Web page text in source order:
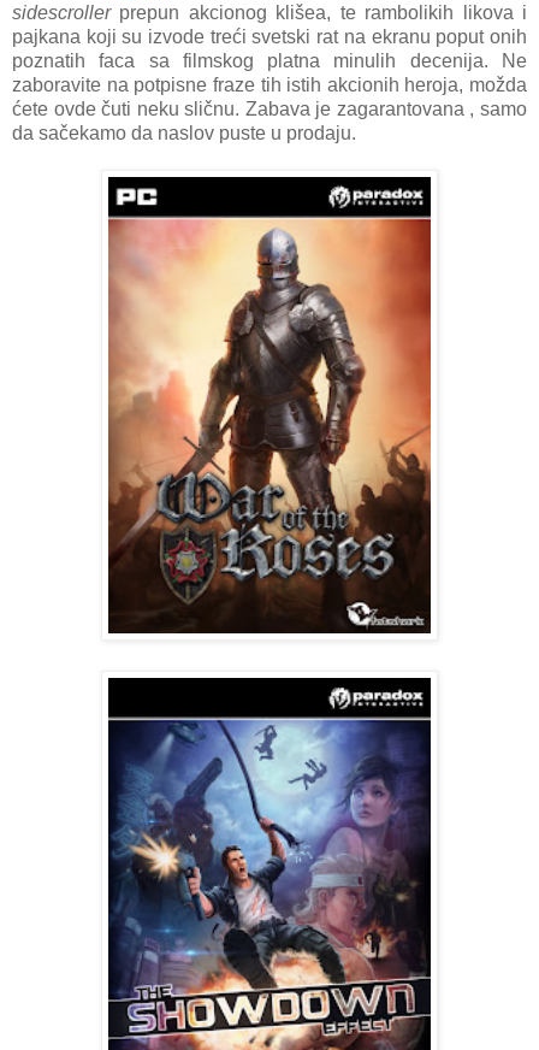
sidescrollerprepun akcionog klišea, te rambolikih likova i
pajkana koji su izvode treći svetski rat na ekranu poput onih
poznatih faca sa filmskog platna minulih decenija. Ne
zaboravite na potpisne fraze tih istih akcionih heroja, možda
ćete ovde čuti neku sličnu. Zabava je zagarantovana , samo
da sačekamo da naslov puste u prodaju.